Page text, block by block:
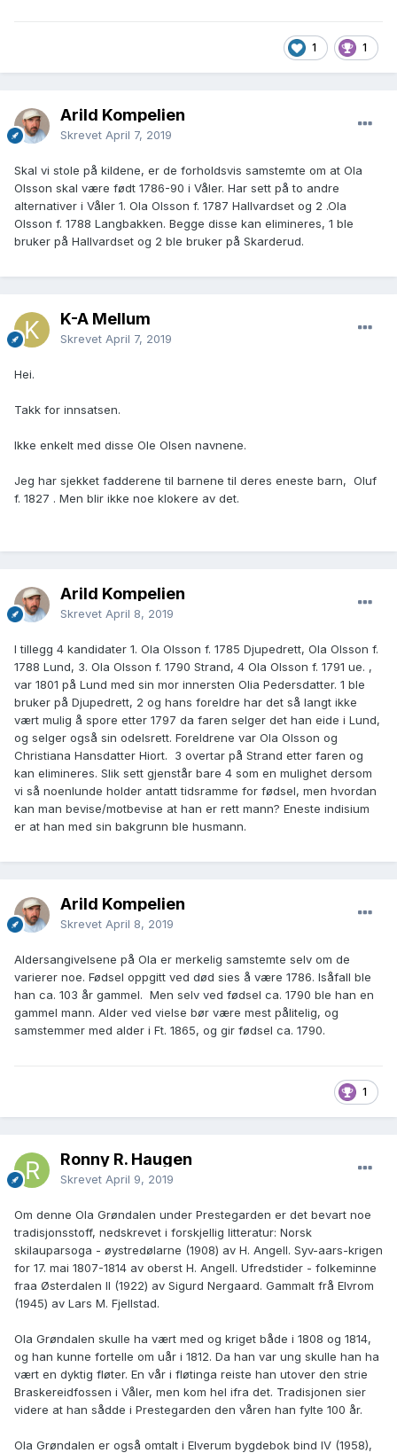
1 1
Arild Kompelien
Skrevet April 7, 2019
Skal vi stole på kildene, er de forholdsvis samstemte om at Ola
Olsson skal være født 1786-90 i Våler. Har sett på to andre
alternativer i Våler 1. Ola Olsson f. 1787 Hallvardset og 2 .Ola
Olsson f. 1788 Langbakken. Begge disse kan elimineres, 1 ble
bruker på Hallvardset og 2 ble bruker på Skarderud.
K-A Mellum
Skrevet April 7, 2019
Hei.
Takk for innsatsen.
Ikke enkelt med disse Ole Olsen navnene.
Jeg har sjekket fadderene til barnene til deres eneste barn, Oluf
f. 1827 . Men blir ikke noe klokere av det.
Arild Kompelien
Skrevet April 8, 2019
I tillegg 4 kandidater 1. Ola Olsson f. 1785 Djupedrett, Ola Olsson f.
1788 Lund, 3. Ola Olsson f. 1790 Strand, 4 Ola Olsson f. 1791 ue. ,
var 1801 på Lund med sin mor innersten Olia Pedersdatter. 1 ble
bruker på Djupedrett, 2 og hans foreldre har det så langt ikke
vært mulig å spore etter 1797 da faren selger det han eide i Lund,
og selger også sin odelsrett. Foreldrene var Ola Olsson og
Christiana Hansdatter Hiort. 3 overtar på Strand etter faren og
kan elimineres. Slik sett gjenstår bare 4 som en mulighet dersom
vi så noenlunde holder antatt tidsramme for fødsel, men hvordan
kan man bevise/motbevise at han er rett mann? Eneste indisium
er at han med sin bakgrunn ble husmann.
Arild Kompelien
Skrevet April 8, 2019
Aldersangivelsene på Ola er merkelig samstemte selv om de
varierer noe. Fødsel oppgitt ved død sies å være 1786. Isåfall ble
han ca. 103 år gammel. Men selv ved fødsel ca. 1790 ble han en
gammel mann. Alder ved vielse bør være mest pålitelig, og
samstemmer med alder i Ft. 1865, og gir fødsel ca. 1790.
1
Ronny R. Haugen
Skrevet April 9, 2019
Om denne Ola Grøndalen under Prestegarden er det bevart noe
tradisjonsstoff, nedskrevet i forskjellig litteratur: Norsk
skilauparsoga - øystredølarne (1908) av H. Angell. Syv-aars-krigen
for 17. mai 1807-1814 av oberst H. Angell. Ufredstider - folkeminne
fraa Østerdalen II (1922) av Sigurd Nergaard. Gammalt frå Elvrom
(1945) av Lars M. Fjellstad.
Ola Grøndalen skulle ha vært med og kriget både i 1808 og 1814,
og han kunne fortelle om uår i 1812. Da han var ung skulle han ha
vært en dyktig fløter. En vår i fløtinga reiste han utover den strie
Braskereidfossen i Våler, men kom hel ifra det. Tradisjonen sier
videre at han sådde i Prestegarden den våren han fylte 100 år.
Ola Grøndalen er også omtalt i Elverum bygdebok bind IV (1958),